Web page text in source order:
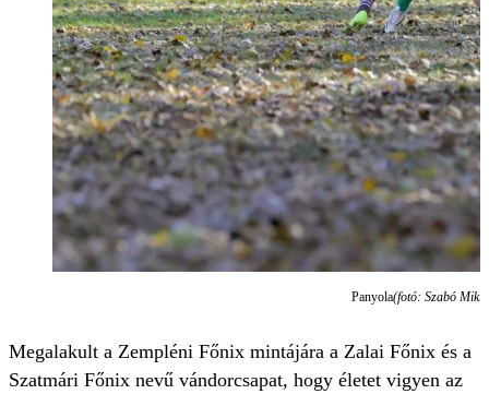
Panyola(fotó: Szabó
Megalakult a Zempléni Főnix mintájára a Zalai Főnix és a
Szatmári Főnix nevű vándorcsapat, hogy életet vigyen az